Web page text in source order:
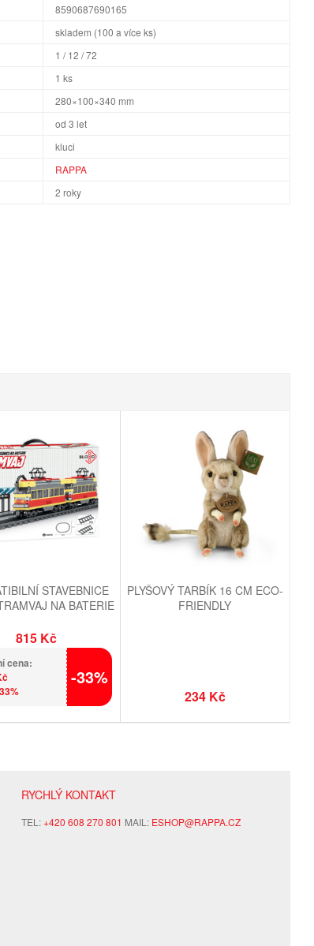
8590687690165
skladem (100 a více ks)
1 / 12 / 72
1 ks
280×100×340 mm
od 3 let
kluci
RAPPA
2 roky
STAVEBNICE
NA BATERIE
815 Kč
cena:
33%
-33%
PLYŠOVÝ TARBÍK 16 CM ECO-
FRIENDLY
234 Kč
RYCHLÝ KONTAKT
TEL:+420 608 270 801 MAIL: ESHOP@RAPPA.CZ